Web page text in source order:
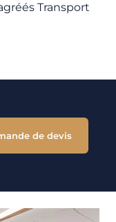
Transport
de devis